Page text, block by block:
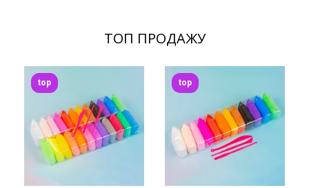
ТОП ПРОДАЖУ
top top